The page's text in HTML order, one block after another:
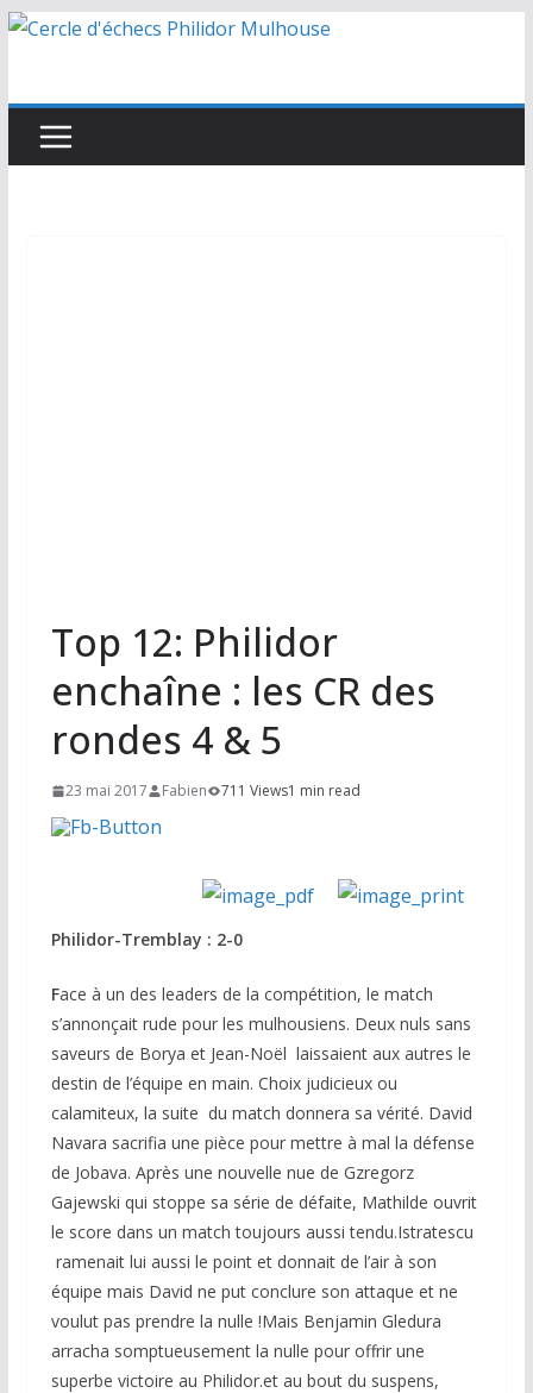
Passer
Top 12: Philidor
enchaîne : les CR des
rondes 4 & 5
23 mai 2017 Fabien 711 Views1 min read
Philidor-Tremblay : 2-0
Face à un des leaders de la compétition, le match
s’annonçait rude pour les mulhousiens. Deux nuls sans
saveurs de Borya et Jean-Noël laissaient aux autres le
destin de l’équipe en main. Choix judicieux ou
calamiteux, la suite du match donnera sa vérité. David
Navara sacrifia une pièce pour mettre à mal la défense
de Jobava. Après une nouvelle nue de Gzregorz
Gajewski qui stoppe sa série de défaite, Mathilde ouvrit
le score dans un match toujours aussi tendu.Istratescu
ramenait lui aussi le point et donnait de l’air à son
équipe mais David ne put conclure son attaque et ne
voulut pas prendre la nulle !Mais Benjamin Gledura
arracha somptueusement la nulle pour offrir une
superbe victoire au Philidor.et au bout du suspens,